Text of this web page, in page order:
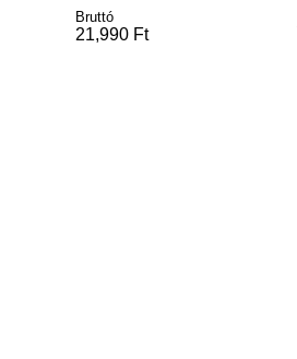
21,990 Ft
Bruttó